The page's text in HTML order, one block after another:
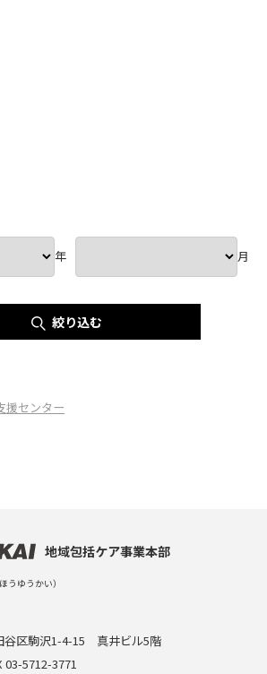
年 月
絞り込む
援センター
地域包括ケア事業本部
ほうゆうかい）
区駒沢1-4-15 真井ビル5階
5712-3771